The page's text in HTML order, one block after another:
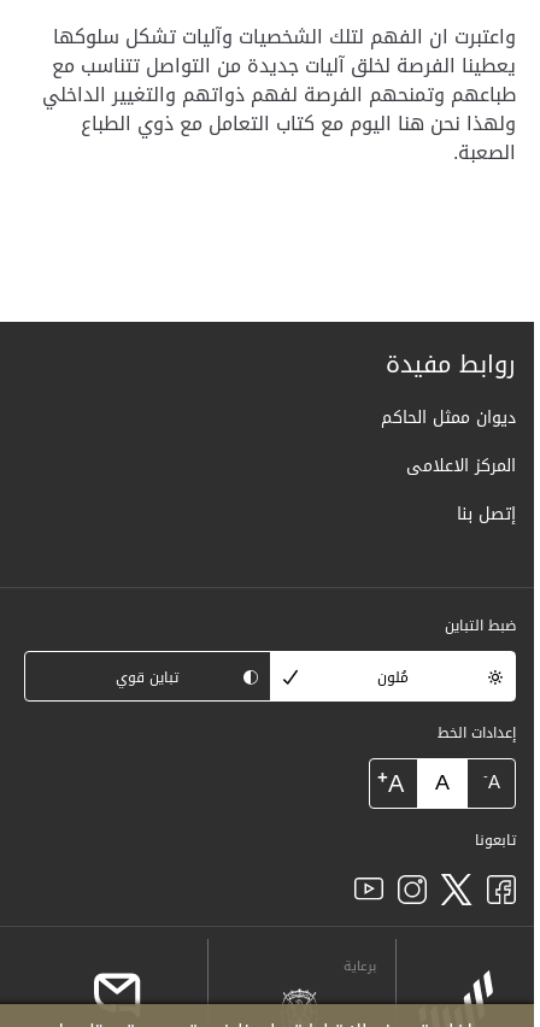
واعتبرت ان الفهم لتلك الشخصيات وآليات تشكل سلوكها
يعطينا الفرصة لخلق آليات جديدة من التواصل تتناسب مع
طباعهم وتمنحهم الفرصة لفهم ذواتهم والتغيير الداخلي
ولهذا نحن هنا اليوم مع كتاب التعامل مع ذوي الطباع
الصعبة.
روابط مفيدة
ديوان ممثل الحاكم
المركز الاعلامى
إتصل بنا
ضبط التباين
مُلون
تباين قوي
إعدادات الخط
A
-
A
A
+
تابعونا
برعاية